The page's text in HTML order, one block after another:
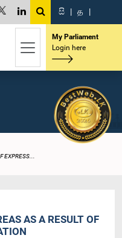
සි | த |
My Parliament
Login here
EXPRESS...
AS A RESULT OF